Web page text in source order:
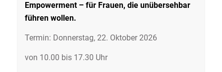
Empowerment – für Frauen, die unübersehbar
führen wollen.
Termin: Donnerstag, 22. Oktober 2026
von 10.00 bis 17.30 Uhr